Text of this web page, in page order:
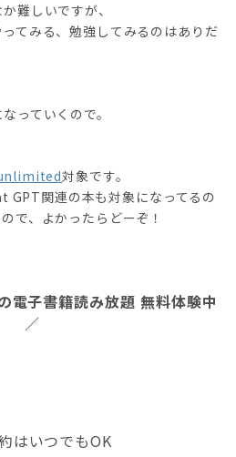
難しいですが、
てみる、勉強してみるのはありだ
っていくので。
対象です。
GPT関連の本も対象になってるの
で、よかったらどーぞ！
電子書籍読み放題 無料体験中
／
はいつでもOK